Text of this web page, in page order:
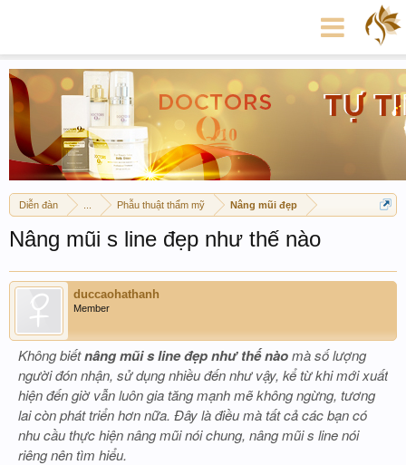
Diễn đàn Phẫu thuật thẩm mỹ Nâng mũi đẹp
Nâng mũi s line đẹp như thế nào
duccaohathanh
Member
Không biếtnâng mũi s line đẹp như thế nàomà số lượng
người đón nhận, sử dụng nhiều đến như vậy, kể từ khi mới xuất
hiện đến giờ vẫn luôn gia tăng mạnh mẽ không ngừng, tương
lai còn phát triển hơn nữa. Đây là điều mà tất cả các bạn có
nhu cầu thực hiện nâng mũi nói chung, nâng mũi s line nói
riêng nên tìm hiểu.